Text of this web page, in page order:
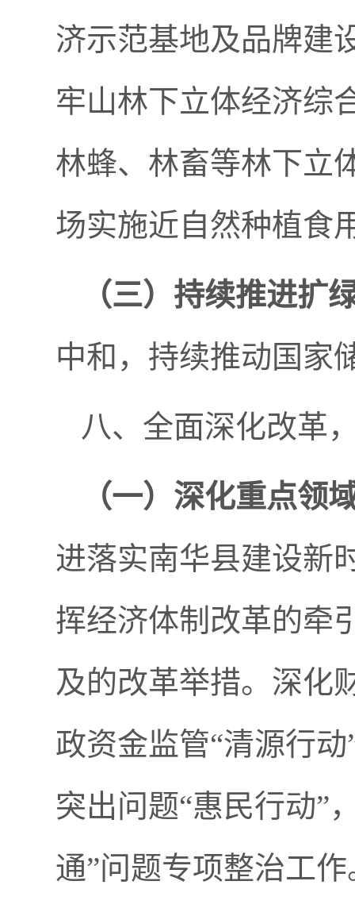
济示范基地及品牌建
牢山林下立体经济综
林蜂、林畜等林下立
场实施近自然种植食
（三） 持续推进扩
中和，持续推动国家
八、全面深化改革
（一） 深化重点领
进落实南华县建设新
挥经济体制改革的牵
及的改革举措。深化
政资金监管“清源行
突出问题“惠民行动”
通”问题专项整治工